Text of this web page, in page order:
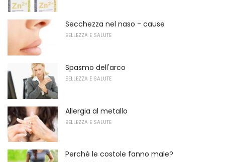
Secchezza nel naso - cause
BELLEZZA E SALUTE
Spasmo dell'arco
BELLEZZA E SALUTE
Allergia al metallo
BELLEZZA E SALUTE
Perché le costole fanno male?